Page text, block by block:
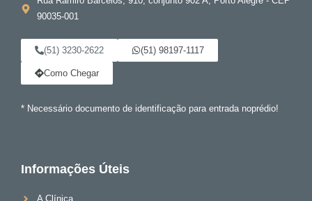
90035-001
(51) 3230-2622 (51) 98197-1117
Como Chegar
* Necessário documento de identificação para entrada noprédio!
Informações Úteis
A Clínica